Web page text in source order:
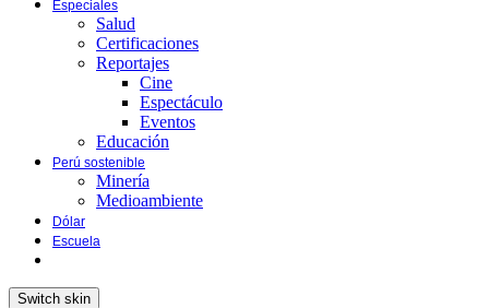
Especiales
Salud
Certificaciones
Reportajes
Cine
Espectáculo
Eventos
Educación
Perú sostenible
Minería
Medioambiente
Dólar
Escuela
Switch skin